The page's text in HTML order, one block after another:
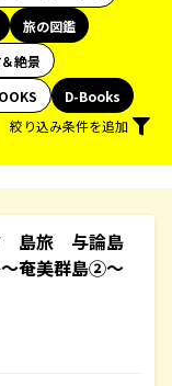
旅の図鑑
絶景
D-Books
絞り込み条件を追加
島旅 与論島
奄美群島②～